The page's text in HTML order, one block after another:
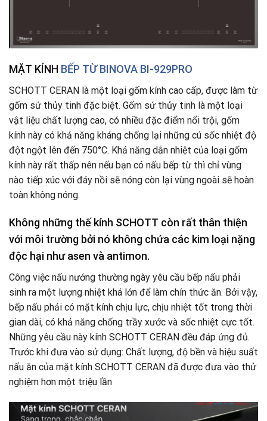
MẶT KÍNH BẾP TỪ BINOVA BI-929PRO
SCHOTT CERAN là một loại gốm kính cao cấp, được làm từ
gốm sứ thủy tinh đặc biệt. Gốm sứ thủy tinh là một loại
vật liệu chất lượng cao, có nhiều đặc điểm nổi trội, gốm
kính này có khả năng kháng chống lại những cú sốc nhiệt độ
đột ngột lên đến 750°C. Khả năng dẫn nhiệt của loại gốm
kính này rất thấp nên nếu bạn có nấu bếp từ thì chỉ vùng
nào tiếp xúc với đáy nồi sẽ nóng còn lại vùng ngoài sẽ hoàn
toàn không nóng.
Không những thế kính SCHOTT còn rất thân thiện
với môi trường bởi nó không chứa các kim loại nặng
độc hại như asen và antimon.
Công việc nấu nướng thường ngày yêu cầu bếp nấu phải
sinh ra một lượng nhiệt khá lớn để làm chín thức ăn. Bởi vậy,
bếp nấu phải có mặt kính chịu lực, chịu nhiệt tốt trong thời
gian dài, có khả năng chống trầy xước và sốc nhiệt cực tốt.
Những yêu cầu này kính SCHOTT CERAN đều đáp ứng đủ.
Trước khi đưa vào sử dụng: Chất lượng, độ bền và hiệu suất
nấu ăn của mặt kính SCHOTT CERAN đã được đưa vào thử
nghiệm hơn một triệu lần